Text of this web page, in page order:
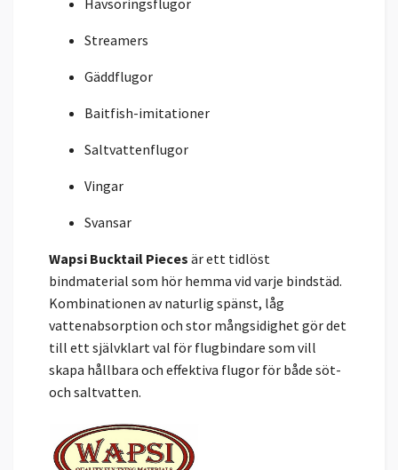
Streamers
Gäddflugor
Baitfish-imitationer
Saltvattenflugor
Vingar
Svansar
Wapsi Bucktail Pieces är ett tidlöst
bindmaterial som hör hemma vid varje bindstäd.
Kombinationen av naturlig spänst, låg
vattenabsorption och stor mångsidighet gör det
till ett självklart val för flugbindare som vill
skapa hållbara och effektiva flugor för både söt-
och saltvatten.